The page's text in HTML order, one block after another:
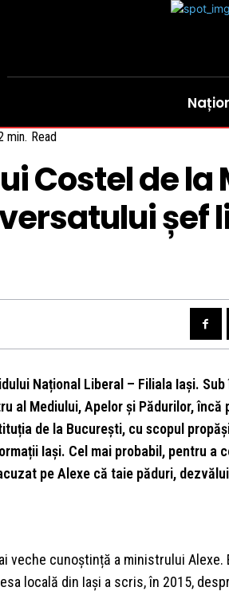
min. Read
Costel de la
șef
Național Liberal – Filiala Iași.
al Mediului, Apelor și Pădurilor, încă
de la București, cu scopul
Iași. Cel mai probabil, pentru a
pe Alexe că taie păduri,
veche cunoștință a ministrului Alexe.
locală din Iași a scris, în 2015,